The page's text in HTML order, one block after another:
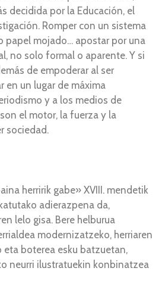
decidida por la Educación, el
Romper con un sistema
papel mojado… apostar por una
no solo formal o aparente. Y si
de empoderar al ser
en un lugar de máxima
y a los medios de
el motor, la fuerza y la
sociedad.
herririk gabe» XVIII. mendetik
adierazpena da,
lelo gisa. Bere helburua
modernizatzeko, herriaren
boterea esku batzuetan,
neurri ilustratuekin konbinatzea